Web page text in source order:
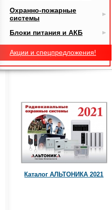
Охранно-пожарные
системы
Блоки питания и АКБ
Акции и спецпредложения!
Каталог АЛЬТОНИКА 2021